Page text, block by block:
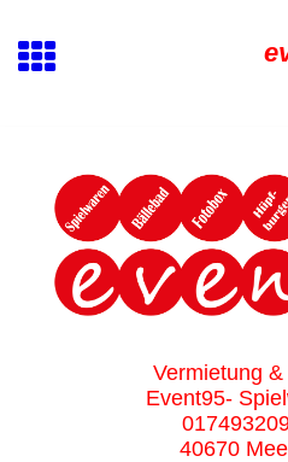
Vermietung
Event95-
40670